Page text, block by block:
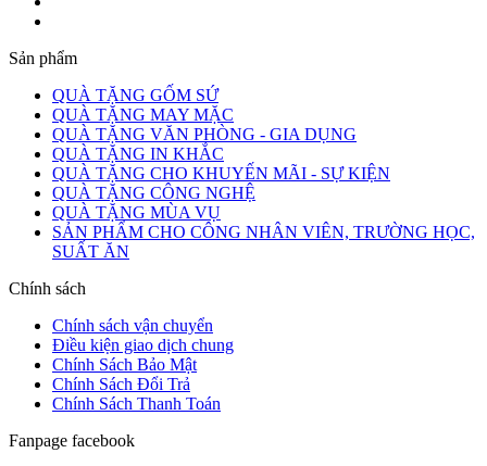
Sản phẩm
QUÀ TẶNG GỐM SỨ
QUÀ TẶNG MAY MẶC
QUÀ TẶNG VĂN PHÒNG - GIA DỤNG
QUÀ TẶNG IN KHẮC
QUÀ TẶNG CHO KHUYẾN MÃI - SỰ KIỆN
QUÀ TẶNG CÔNG NGHỆ
QUÀ TẶNG MÙA VỤ
SẢN PHẨM CHO CÔNG NHÂN VIÊN, TRƯỜNG HỌC,
SUẤT ĂN
Chính sách
Chính sách vận chuyển
Điều kiện giao dịch chung
Chính Sách Bảo Mật
Chính Sách Đổi Trả
Chính Sách Thanh Toán
Fanpage facebook